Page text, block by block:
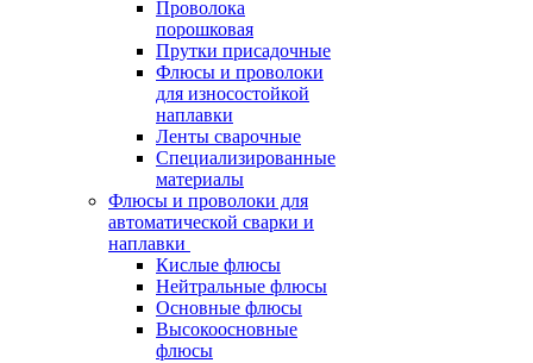
Проволока
порошковая
Прутки присадочные
Флюсы и проволоки
для износостойкой
наплавки
Ленты сварочные
Специализированные
материалы
Флюсы и проволоки для
автоматической сварки и
наплавки
Кислые флюсы
Нейтральные флюсы
Основные флюсы
Высокоосновные
флюсы